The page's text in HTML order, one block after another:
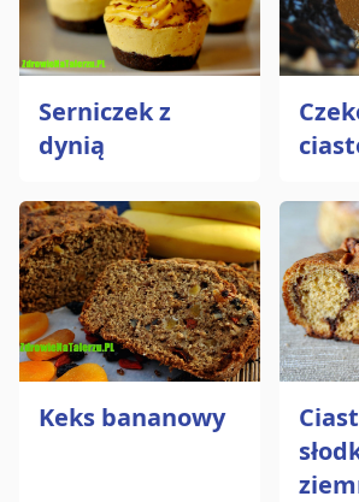
Serniczek z
dynią
Keks bananowy